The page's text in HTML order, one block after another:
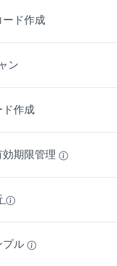
ード作成
ン
ド作成
期限管理
プル